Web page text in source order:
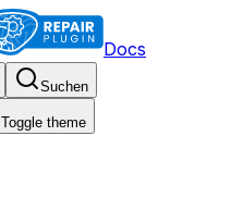
Docs
Suchen
Toggle theme